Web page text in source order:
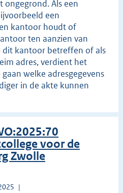
ongegrond. Als een
een
kantoor houdt of
ten aanzien van
dit kantoor betreffen of als
adres, verdient het
welke adresgegevens
in de akte kunnen
voor de
Zwolle